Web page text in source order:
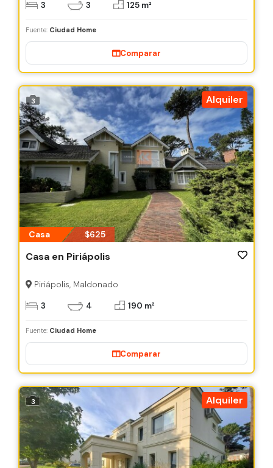
3 3 125 m²
Fuente: Ciudad Home
Comparar
3 Alquiler
Casa $625
Casa en Piriápolis
Piriápolis, Maldonado
3 4 190 m²
Fuente: Ciudad Home
Comparar
3 Alquiler